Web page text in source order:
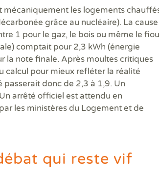
dans l'Eau
Piscine
avant démolition ou travaux
décent
mécaniquement les logements
grâce au nucléaire). La cause
1 pour le gaz, le bois ou même le
comptait pour 2,3 kWh (énergie
la note finale. Après moultes critiques
calcul pour mieux refléter la réalité
passerait donc de 2,3 à 1,9. Un
arrêté officiel est attendu en
les ministères du Logement et de
qui reste vif